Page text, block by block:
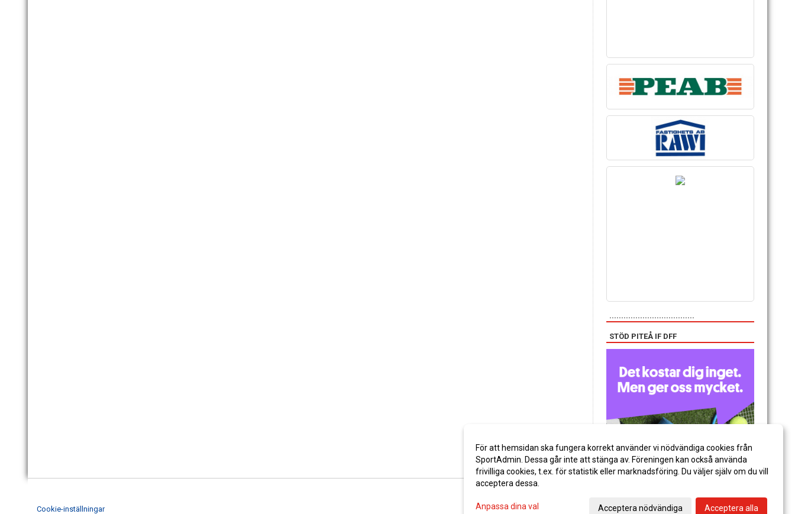
....................................
STÖD PITEÅ IF DFF
Cookie-inställningar
För att hemsidan ska fungera korrekt använder vi nödvändiga cookies från
SportAdmin. Dessa går inte att stänga av. Föreningen kan också använda
frivilliga cookies, t.ex. för statistik eller marknadsföring. Du väljer själv om du vill
acceptera dessa.
Anpassa dina val Acceptera nödvändiga Acceptera alla